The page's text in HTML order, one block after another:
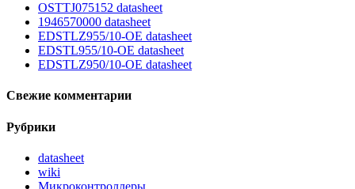
OSTTJ075152 datasheet
1946570000 datasheet
EDSTLZ955/10-OE datasheet
EDSTL955/10-OE datasheet
EDSTLZ950/10-OE datasheet
Свежие комментарии
Рубрики
datasheet
wiki
Микроконтроллеры